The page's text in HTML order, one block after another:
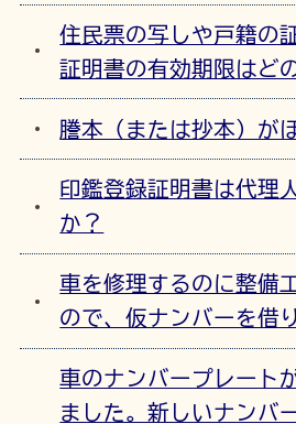
住民票の写しや戸籍の
証明書の有効期限はど
謄本（または抄本）が
印鑑登録証明書は代理
か？
車を修理するのに整備
ので、仮ナンバーを借
車のナンバープレート
ました。新しいナンバ